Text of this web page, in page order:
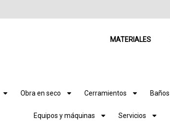
MATERIALES
Obra en seco Cerramientos Baños
Equipos y máquinas Servicios